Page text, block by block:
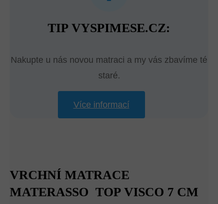
TIP VYSPIMESE.CZ:
Nakupte u nás novou matraci a my vás zbavíme té
staré.
Více informací
VRCHNÍ MATRACE
MATERASSO TOP VISCO 7 CM